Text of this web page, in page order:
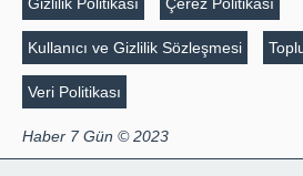
Gizlilik Politikası Çerez Politikası
Kullanıcı ve Gizlilik Sözleşmesi
Veri Politikası
Haber 7 Gün © 2023